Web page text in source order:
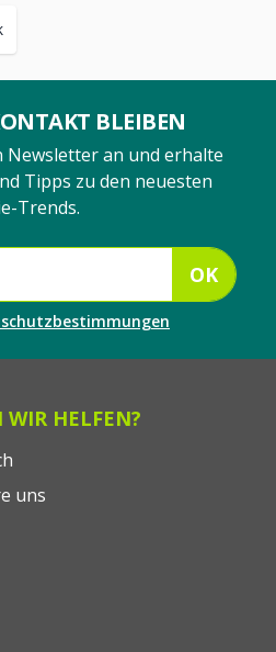
BLEIBEN
Newsletter an und erhalte
Tipps zu den neuesten
Trends.
OK
HELFEN?
uns